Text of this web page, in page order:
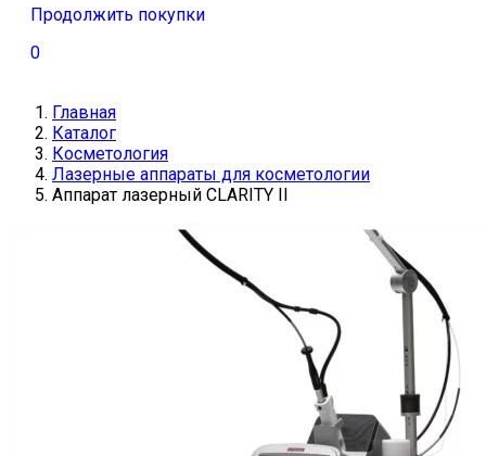
Продолжить покупки
0
Главная
Каталог
Косметология
Лазерные аппараты для косметологии
Аппарат лазерный CLARITY II